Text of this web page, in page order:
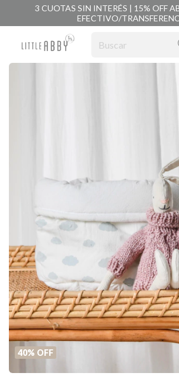
3 CUOTAS SIN INTERÉS | 15% OFF
EFECTIVO/
40% OFF